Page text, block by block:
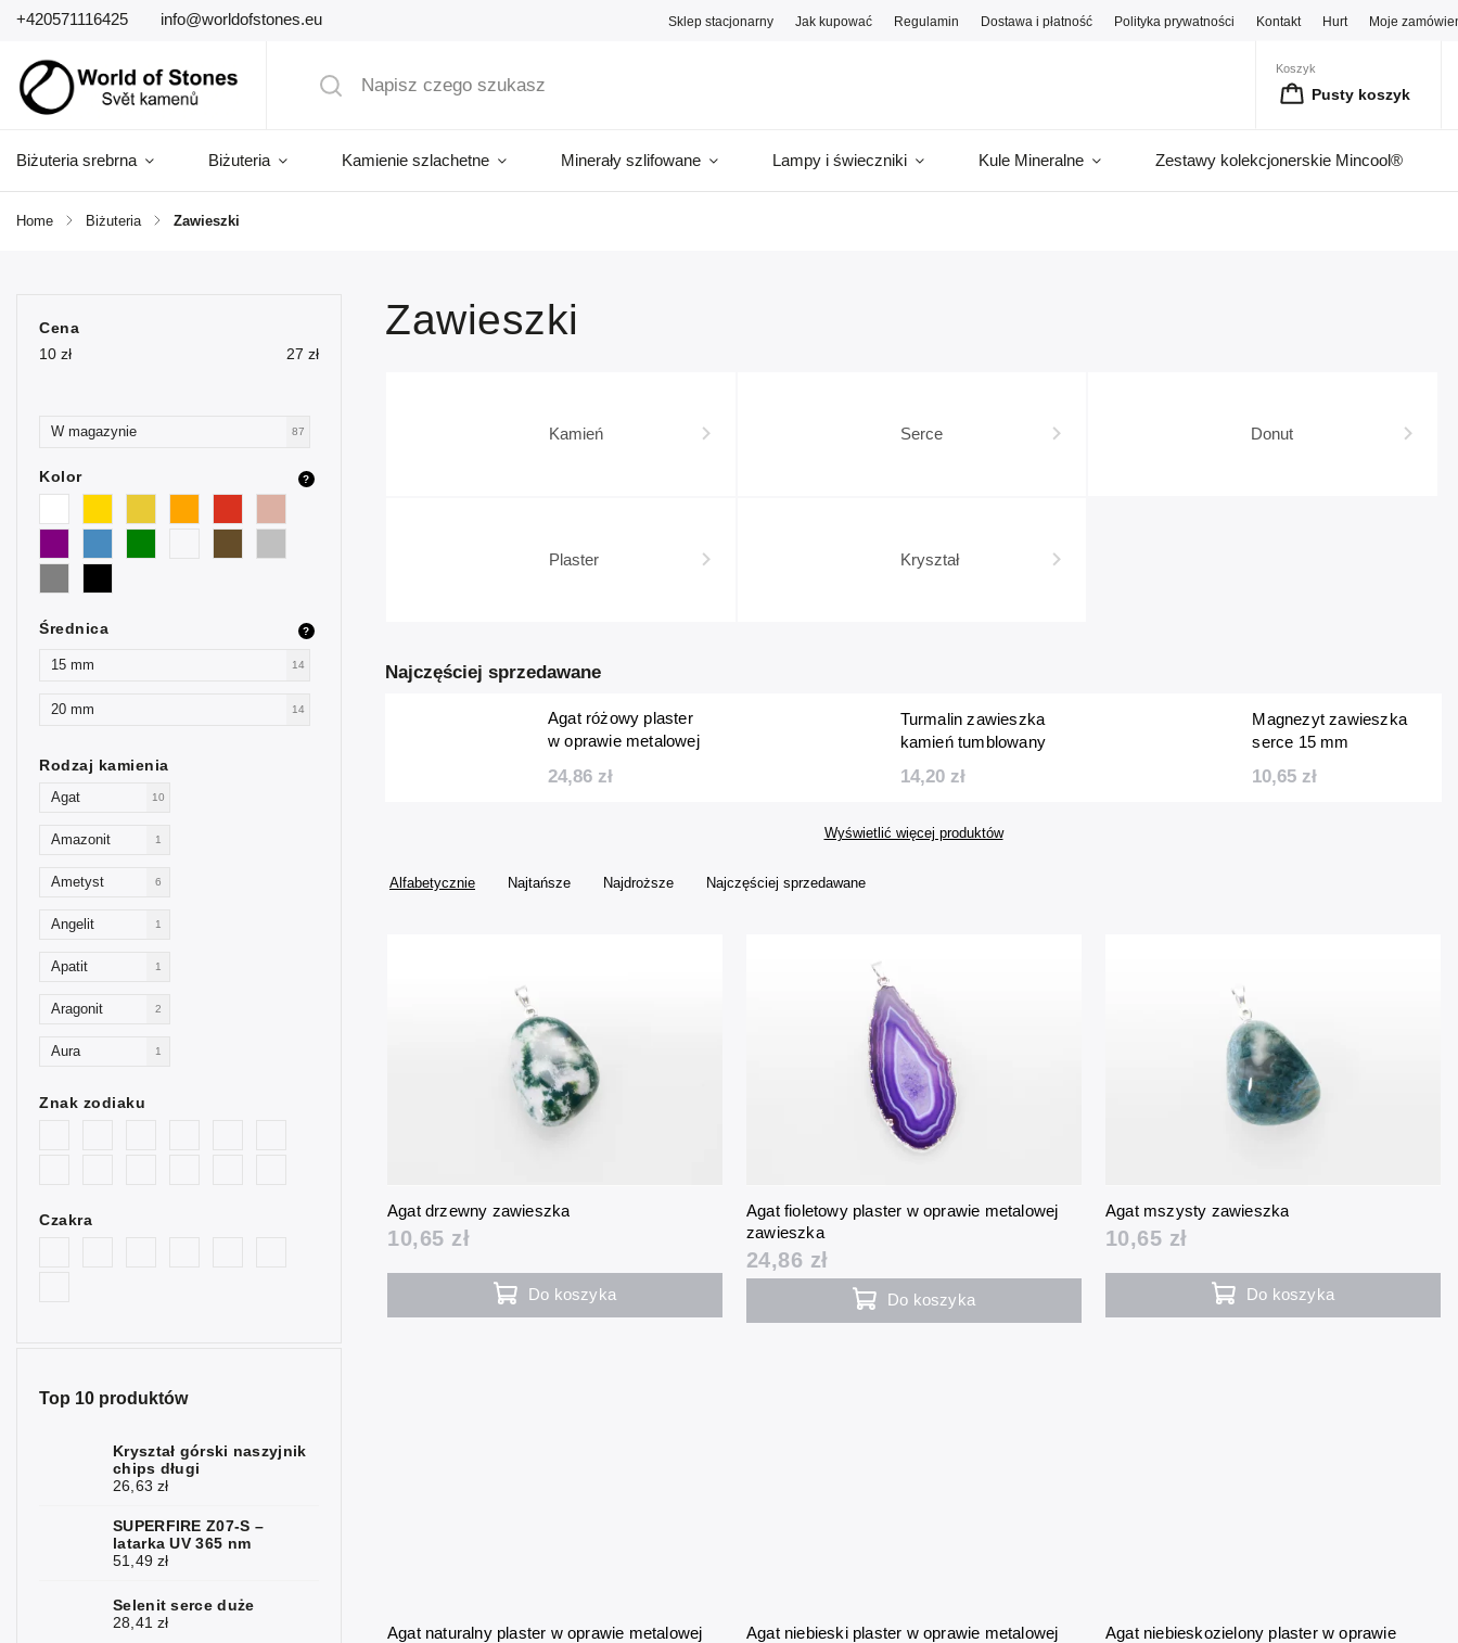
+420571116425 info@worldofstones.eu Sklep stacjonarny Jak kupować Regulamin Dostawa i płatność Polityka prywatności Kontakt Hurt Moje
Koszyk
Pusty koszyk
Biżuteria srebrna Biżuteria Kamienie szlachetne Minerały szlifowane Lampy i świeczniki Kule Mineralne Zestawy kolekcjonerskie Mincool®
Home / Biżuteria / Zawieszki
Cena
10 zł 27 zł
W magazynie 87
Kolor ?
Średnica ?
15 mm 14
20 mm 14
Rodzaj kamienia
Agat 10
Amazonit 1
Ametyst 6
Angelit 1
Apatit 1
Aragonit 2
Aura 1
złoty
Chalcedon 1
4
Znak zodiaku
Czakra
Top 10 produktów
Kryształ górski naszyjnik
chips długi
26,63 zł
SUPERFIRE Z07-S –
latarka UV 365 nm
51,49 zł
Selenit serce duże
28,41 zł
Zawieszki
Kamień Serce Donut
Plaster Kryształ
Najczęściej sprzedawane
Agat różowy plaster
w oprawie metalowej
24,86 zł
Turmalin zawieszka
kamień tumblowany
14,20 zł
Magnezyt zawieszka
serce 15 mm
10,65 zł
Wyświetlić więcej produktów
Alfabetycznie Najtańsze Najdroższe Najczęściej sprzedawane
Agat drzewny zawieszka
10,65 zł
Do koszyka
Agat fioletowy plaster w oprawie metalowej
zawieszka
24,86 zł
Do koszyka
Agat mszysty zawieszka
10,65 zł
Do koszyka
Agat naturalny plaster w oprawie metalowej
Agat niebieski plaster w oprawie metalowej
Agat niebieskozielony plaster w oprawie